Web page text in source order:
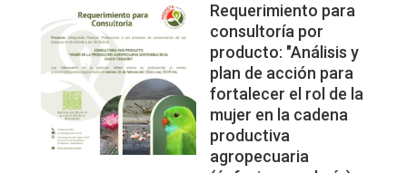
Requerimiento para
consultoría por
producto: "Análisis y
plan de acción para
fortalecer el rol de la
mujer en la cadena
productiva
agropecuaria